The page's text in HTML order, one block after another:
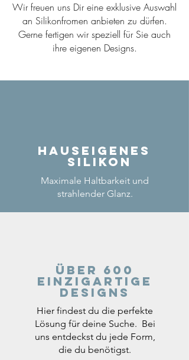
Wir freuen uns Dir eine exklusive Auswahl
an Silikonfromen anbieten zu dürfen.
Gerne fertigen wir speziell für Sie auch
ihre eigenen Designs.
Hauseigenes
Silikon
Maximale Haltbarkeit und
strahlender Glanz.
Über 600
einzigartige
Designs
Hier findest du die perfekte
Lösung für deine Suche. Bei
uns entdeckst du jede Form,
die du benötigst.